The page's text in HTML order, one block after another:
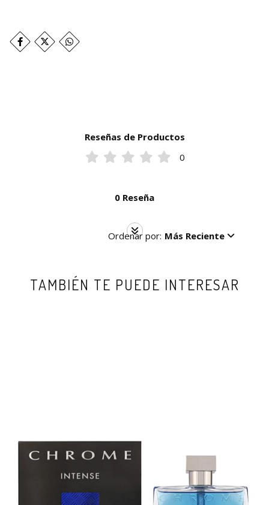
Reseñas de Productos
0
0 Reseña
Ordenar por: Más Reciente
TAMBIÉN TE PUEDE INTERESAR